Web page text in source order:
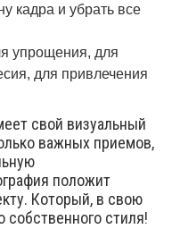
кадра и убрать все
упрощения, для
для привлечения
свой визуальный
важных приемов,
положит
Который, в свою
собственного стиля!